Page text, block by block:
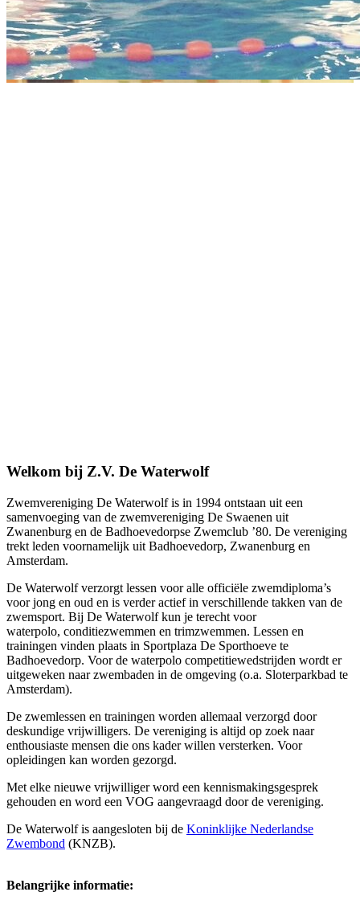
Welkom bij Z.V. De Waterwolf
Zwemvereniging De Waterwolf is in 1994 ontstaan uit een
samenvoeging van de zwemvereniging De Swaenen uit
Zwanenburg en de Badhoevedorpse Zwemclub ’80. De vereniging
trekt leden voornamelijk uit Badhoevedorp, Zwanenburg en
Amsterdam.
De Waterwolf verzorgt lessen voor alle officiële zwemdiploma’s
voor jong en oud en is verder actief in verschillende takken van de
zwemsport. Bij De Waterwolf kun je terecht voor
waterpolo, conditiezwemmen en trimzwemmen. Lessen en
trainingen vinden plaats in Sportplaza De Sporthoeve te
Badhoevedorp. Voor de waterpolo competitiewedstrijden wordt er
uitgeweken naar zwembaden in de omgeving (o.a. Sloterparkbad te
Amsterdam).
De zwemlessen en trainingen worden allemaal verzorgd door
deskundige vrijwilligers. De vereniging is altijd op zoek naar
enthousiaste mensen die ons kader willen versterken. Voor
opleidingen kan worden gezorgd.
Met elke nieuwe vrijwilliger word een kennismakingsgesprek
gehouden en word een VOG aangevraagd door de vereniging.
De Waterwolf is aangesloten bij de Koninklijke Nederlandse
Zwembond (KNZB).
Belangrijke informatie: